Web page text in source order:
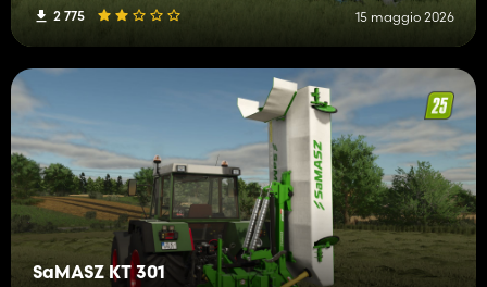
2 775 15 maggio 2026
SaMASZ KT 301